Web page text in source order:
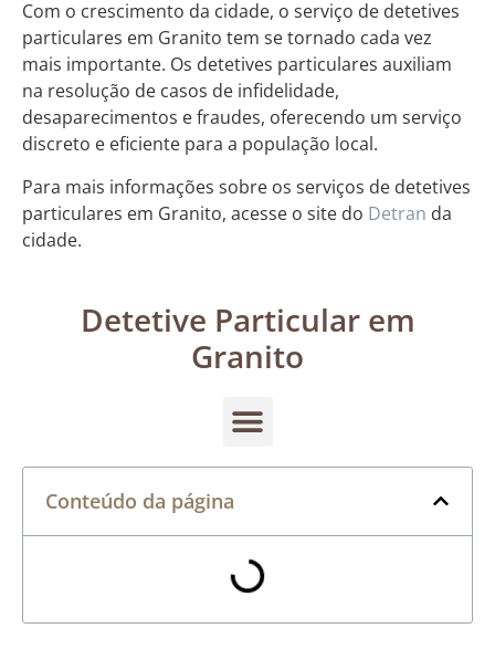
Com o crescimento da cidade, o serviço de detetives
particulares em Granito tem se tornado cada vez
mais importante. Os detetives particulares auxiliam
na resolução de casos de infidelidade,
desaparecimentos e fraudes, oferecendo um serviço
discreto e eficiente para a população local.
Para mais informações sobre os serviços de detetives
particulares em Granito, acesse o site do Detran da
cidade.
Detetive Particular em
Granito
Conteúdo da página